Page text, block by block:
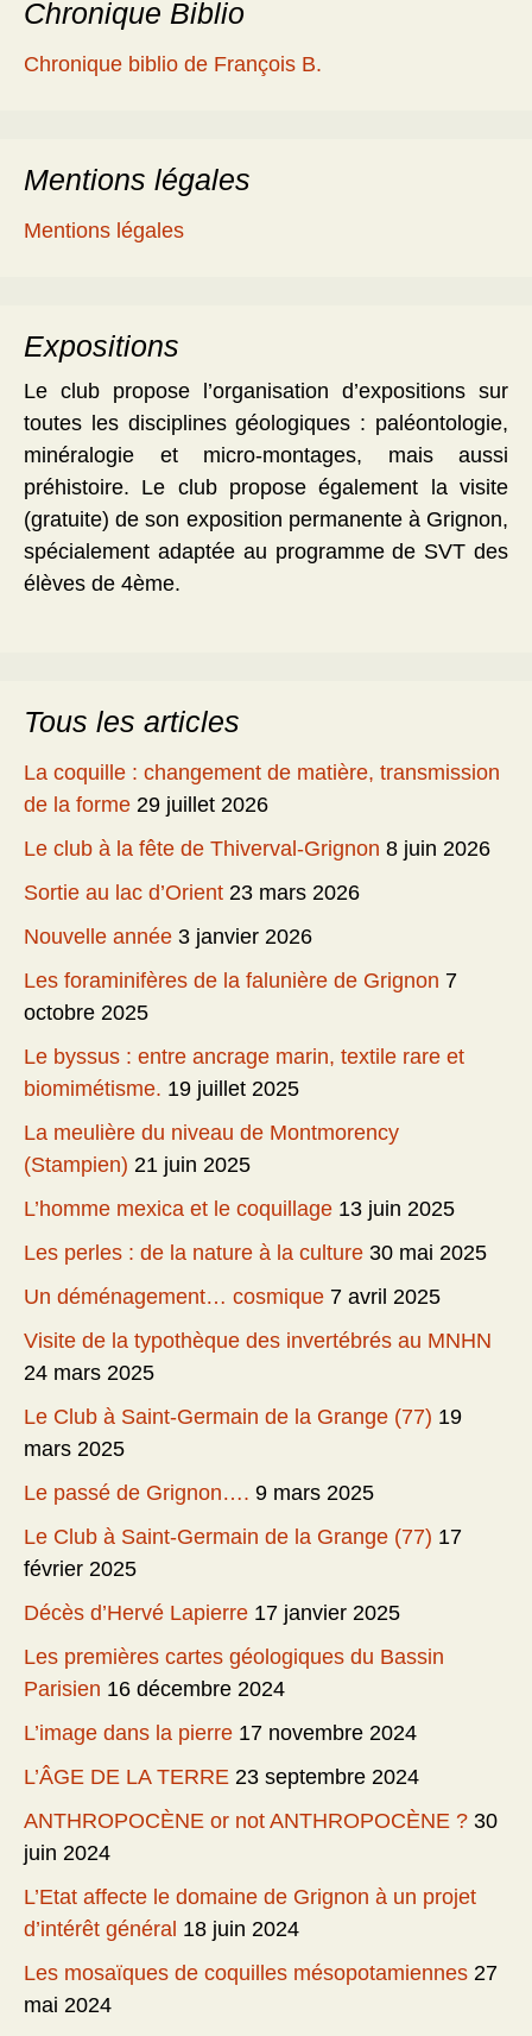
Chronique Biblio
Chronique biblio de François B.
Mentions légales
Mentions légales
Expositions
Le club propose l’organisation d’expositions sur
toutes les disciplines géologiques : paléontologie,
minéralogie et micro-montages, mais aussi
préhistoire. Le club propose également la visite
(gratuite) de son exposition permanente à Grignon,
spécialement adaptée au programme de SVT des
élèves de 4ème.
Tous les articles
La coquille : changement de matière, transmission
de la forme 29 juillet 2026
Le club à la fête de Thiverval-Grignon 8 juin 2026
Sortie au lac d’Orient 23 mars 2026
Nouvelle année 3 janvier 2026
Les foraminifères de la falunière de Grignon 7
octobre 2025
Le byssus : entre ancrage marin, textile rare et
biomimétisme. 19 juillet 2025
La meulière du niveau de Montmorency
(Stampien) 21 juin 2025
L’homme mexica et le coquillage 13 juin 2025
Les perles : de la nature à la culture 30 mai 2025
Un déménagement… cosmique 7 avril 2025
Visite de la typothèque des invertébrés au MNHN
24 mars 2025
Le Club à Saint-Germain de la Grange (77) 19
mars 2025
Le passé de Grignon…. 9 mars 2025
Le Club à Saint-Germain de la Grange (77) 17
février 2025
Décès d’Hervé Lapierre 17 janvier 2025
Les premières cartes géologiques du Bassin
Parisien 16 décembre 2024
L’image dans la pierre 17 novembre 2024
L’ÂGE DE LA TERRE 23 septembre 2024
ANTHROPOCÈNE or not ANTHROPOCÈNE ? 30
juin 2024
L’Etat affecte le domaine de Grignon à un projet
d’intérêt général 18 juin 2024
Les mosaïques de coquilles mésopotamiennes 27
mai 2024